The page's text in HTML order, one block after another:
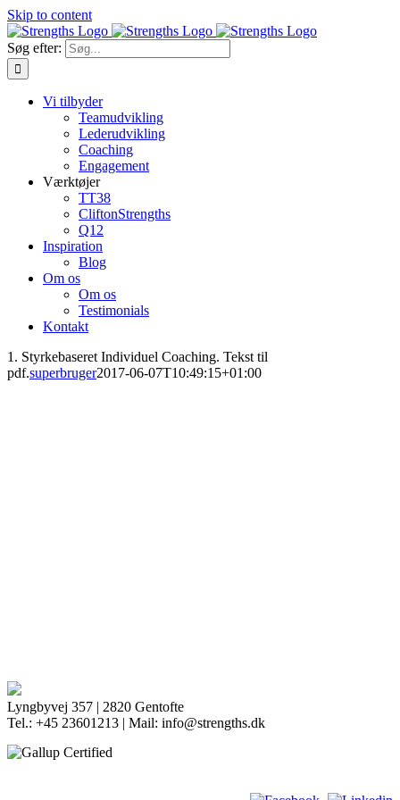
Skip to content
Søg efter:
Vi tilbyder
Teamudvikling
Lederudvikling
Coaching
Engagement
Værktøjer
TT38
CliftonStrengths
Q12
Inspiration
Blog
Om os
Om os
Testimonials
Kontakt
1. Styrkebaseret Individuel Coaching. Tekst til
pdf.superbruger2017-06-07T10:49:15+01:00
Lyngbyvej 357 | 2820 Gentofte
Tel.: +45 23601213 | Mail: info@strengths.dk